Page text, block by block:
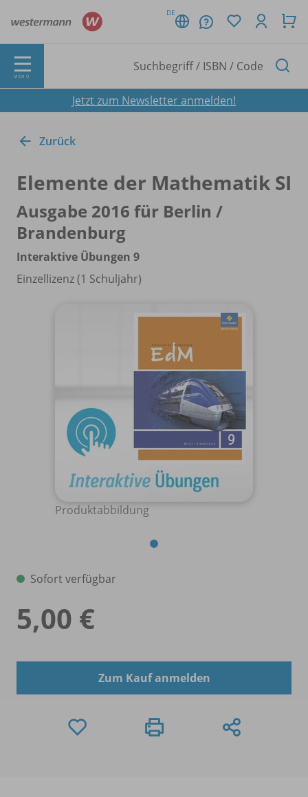
DE
MENÜ
Jetzt zum Newsletter anmelden!
Zurück
Elemente der Mathematik SI
Ausgabe 2016 für Berlin /
Brandenburg
Interaktive Übungen 9
Einzellizenz (1 Schuljahr)
Produktabbildung
Sofort verfügbar
5,00 €
Zum Kauf anmelden